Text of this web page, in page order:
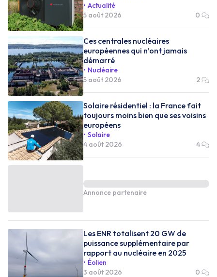
Actualité
5 août 2026
0
Ces centrales nucléaires
européennes qui n’ont jamais
démarré
Nucléaire
5 août 2026
2
Solaire résidentiel : la France fait
toujours moins bien que ses voisins
européens
Solaire
4 août 2026
4
Annonce partenaire
Les ENR totalisent 20 GW de
puissance supplémentaire par
rapport au nucléaire en 2025
Éolien
3 août 2026
0